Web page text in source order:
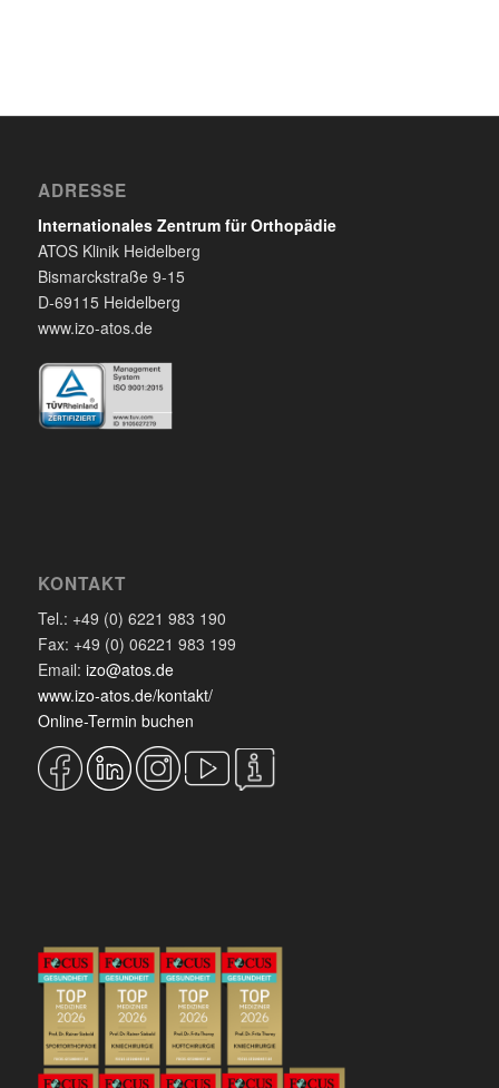
ADRESSE
Internationales Zentrum für Orthopädie
ATOS Klinik Heidelberg
Bismarckstraße 9-15
D-69115 Heidelberg
www.izo-atos.de
KONTAKT
Tel.: +49 (0) 6221 983 190
Fax: +49 (0) 06221 983 199
Email: izo@atos.de
www.izo-atos.de/kontakt/
Online-Termin buchen